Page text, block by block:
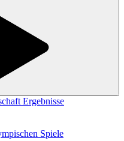
Ergebnisse
Spiele